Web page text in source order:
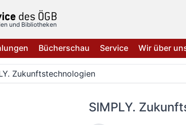
und Bibliotheken
Bücherschau Service Wir über
Zukunftstechnologien
SIMPLY.